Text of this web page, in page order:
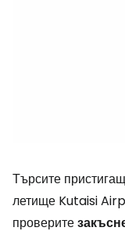
Търсите
летище Kutaisi
проверите